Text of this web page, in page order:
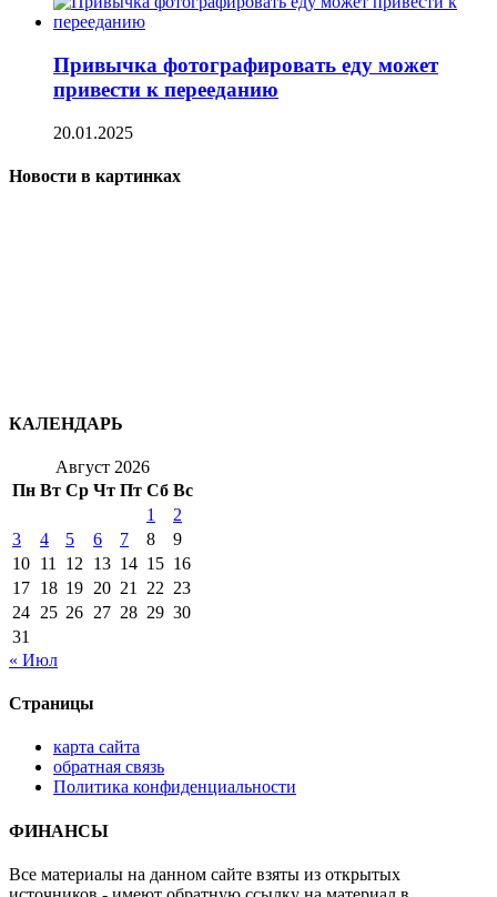
Привычка фотографировать еду может
привести к перееданию
20.01.2025
Новости в картинках
КАЛЕНДАРЬ
Август 2026
Пн Вт Ср Чт Пт Сб Вс
1
2
3
4 5 6 7 8
9
10 11 12 13 14 15 16
17 18 19 20 21 22 23
24 25 26 27 28 29 30
31
« Июл
Страницы
карта сайта
обратная связь
Политика конфиденциальности
ФИНАНСЫ
Все материалы на данном сайте взяты из открытых